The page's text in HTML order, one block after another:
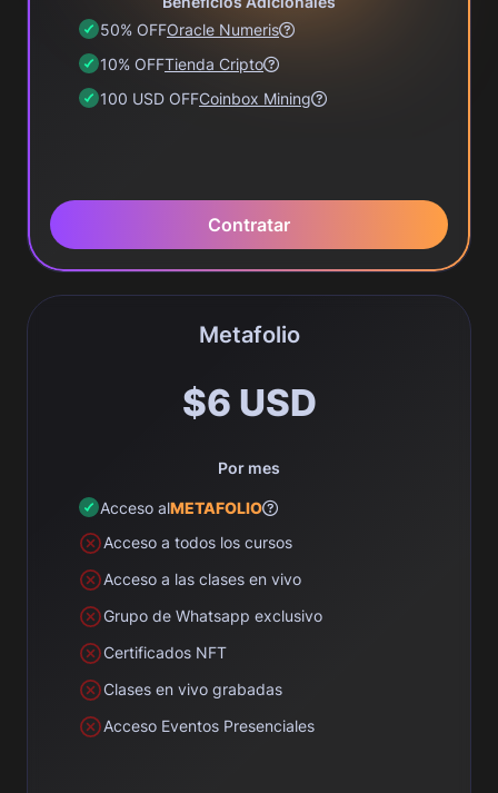
Metafolio
$6 USD
Por mes
Acceso alMETAFOLIO
Acceso a todos los cursos
Acceso a las clases en vivo
Grupo de Whatsapp exclusivo
Certificados NFT
Clases en vivo grabadas
Acceso Eventos Presenciales
50% OFFOracle Numeris
10% OFFTienda Cripto
100 USD OFFCoinbox Mining
Contratar